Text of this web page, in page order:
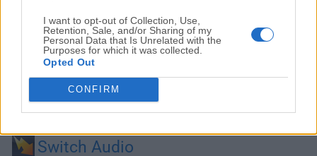
I want to opt-out of Collection, Use,
Retention, Sale, and/or Sharing of my
Personal Data that Is Unrelated with the
Purposes for which it was collected.
Opted Out
CONFIRM
Alternativas y Software Similar
Switch Audio